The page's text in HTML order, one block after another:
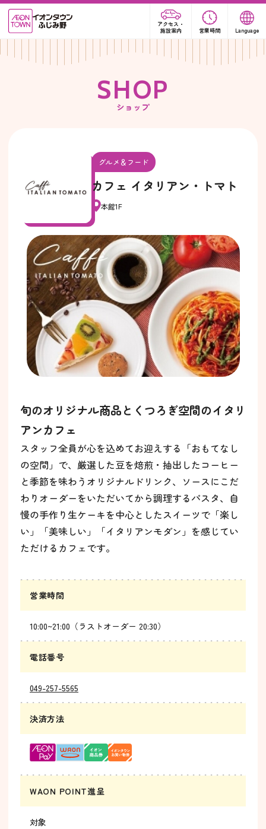
アクセス・
施設案内
営業時間 Language
SHOP
ショップ
グルメ＆フード
カフェ イタリアン・トマト
本館1F
旬のオリジナル商品とくつろぎ空間のイタリ
アンカフェ
スタッフ全員が心を込めてお迎えする「おもてなし
の空間」で、厳選した豆を焙煎・抽出したコーヒー
と季節を味わうオリジナルドリンク、ソースにこだ
わりオーダーをいただいてから調理するパスタ、自
慢の手作り生ケーキを中心としたスイーツで「楽し
い」「美味しい」「イタリアンモダン」を感じてい
ただけるカフェです。
営業時間
10:00~21:00（ラストオーダー 20:30）
電話番号
049-257-5565
決済方法
WAON POINT進呈
対象